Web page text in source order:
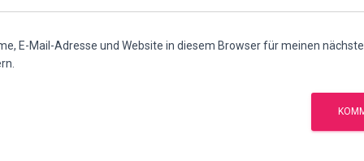
E-Mail-Adresse und Website in diesem Browser für meinen